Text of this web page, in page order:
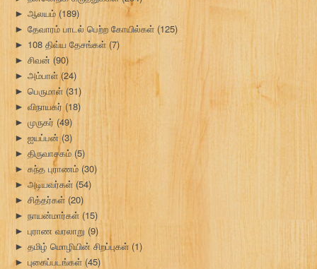
► ஆலயம் (189)
► தேவாரம் பாடல் பெற்ற கோயில்கள் (125)
► 108 திவ்ய தேசங்கள் (7)
► சிவன் (90)
► அம்பாள்(24)
► பெருமாள் (31)
► விநாயகர் (18)
► முருகர் (49)
► ஐயப்பன் (3)
► திருவாசகம் (5)
► கந்த புராணம் (30)
► அடியவர்கள் (54)
► சித்தர்கள் (20)
► நாயன்மார்கள் (15)
► புராண வரலாறு (9)
► தமிழ் மொழியின் சிறப்புகள் (1)
► புகைப்படங்கள் (45)